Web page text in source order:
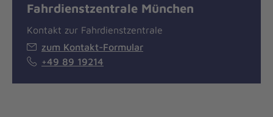
Fahrdienstzentrale München
Kontakt zur Fahrdienstzentrale
zum Kontakt-Formular
+49 89 19214